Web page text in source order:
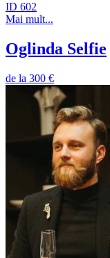
ID 602
Mai mult...
Oglinda Selfie
de la 300 €